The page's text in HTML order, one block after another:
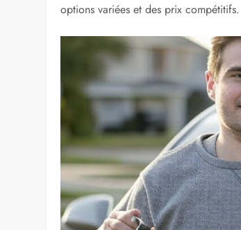
options variées et des prix compétitifs.